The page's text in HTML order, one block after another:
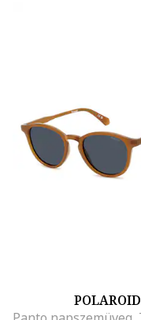
POLAROID